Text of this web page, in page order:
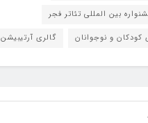
بین المللی تئاتر فجر
و نوجوانان
گالری آرتیبیشن